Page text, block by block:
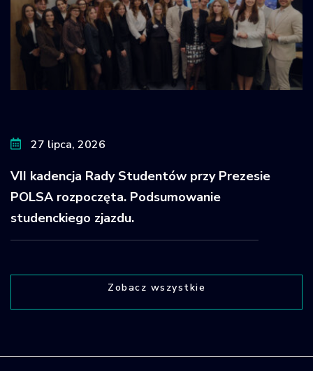
27 lipca, 2026
VII kadencja Rady Studentów przy Prezesie
POLSA rozpoczęta. Podsumowanie
studenckiego zjazdu.
Zobacz wszystkie